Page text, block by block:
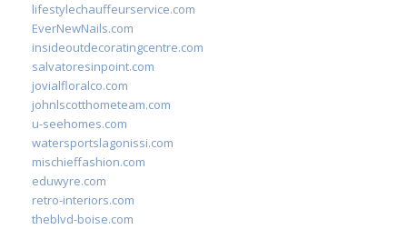
lifestylechauffeurservice.com
EverNewNails.com
insideoutdecoratingcentre.com
salvatoresinpoint.com
jovialfloralco.com
johnlscotthometeam.com
u-seehomes.com
watersportslagonissi.com
mischieffashion.com
eduwyre.com
retro-interiors.com
theblvd-boise.com